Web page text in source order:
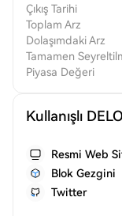
Çıkış Tarihi
Toplam Arz
Dolaşımdaki Arz
Tamamen
Piyasa Değeri
Kullanışlı
Resmi Web
Blok Gezgini
Twitter